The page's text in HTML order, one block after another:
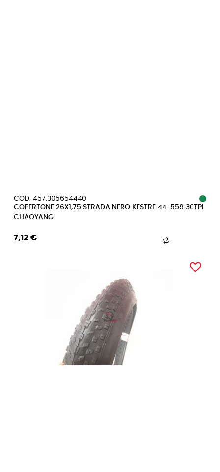
COD. 457.305654440
COPERTONE 26X1,75 STRADA NERO KESTRE 44-559 30TPI
CHAOYANG
7,12 €